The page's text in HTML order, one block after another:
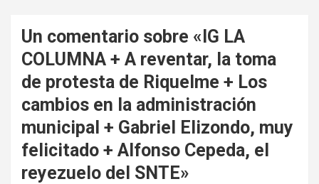
Un comentario sobre « IG LA
COLUMNA + A reventar, la toma
de protesta de Riquelme + Los
cambios en la administración
municipal + Gabriel Elizondo, muy
felicitado + Alfonso Cepeda, el
reyezuelo del SNTE»